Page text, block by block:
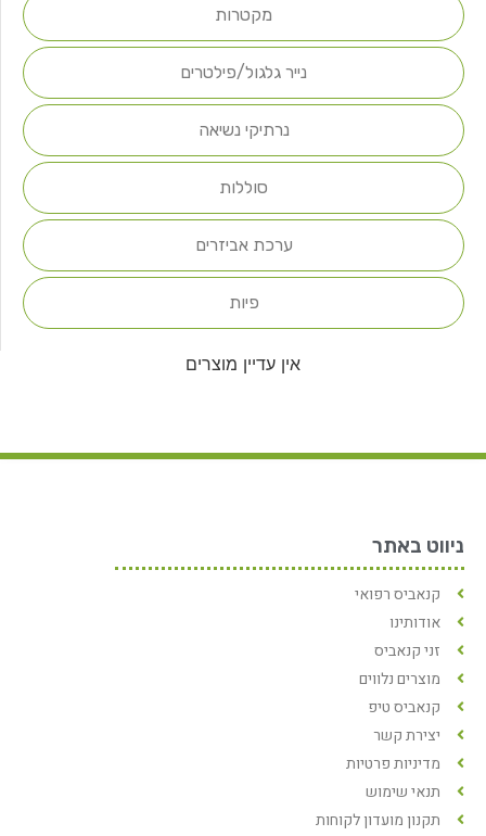
מקטרות
נייר גלגול/פילטרים
נרתיקי נשיאה
סוללות
ערכת אביזרים
פיות
אין עדיין מוצרים
ניווט באתר
קנאביס רפואי
אודותינו
זני קנאביס
מוצרים נלווים
קנאביס טיפ
יצירת קשר
מדיניות פרטיות
תנאי שימוש
תקנון מועדון לקוחות